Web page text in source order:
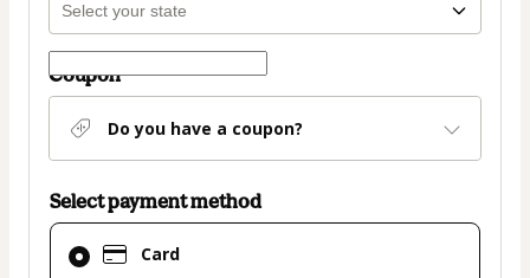
Coupon
Do you have a coupon?
Select payment method
Card
Card
selected